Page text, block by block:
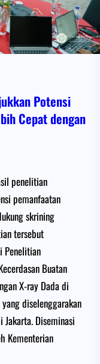
Potensi
Cepat dengan
penelitian
pemanfaatan
skrining
tersebut
Penelitian
Buatan
X-ray Dada di
diselenggarakan
Diseminasi
Kementerian